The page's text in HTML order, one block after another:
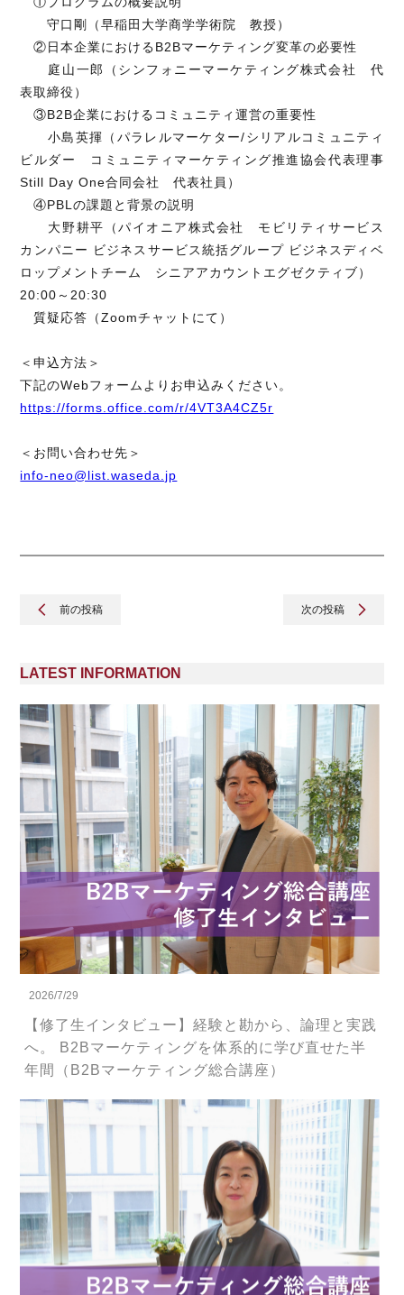
守口剛（早稲田大学商学学術院 教授）
②日本企業におけるB2Bマーケティング変革の必要性
庭山一郎（シンフォニーマーケティング株式会社 代
表取締役）
③B2B企業におけるコミュニティ運営の重要性
小島英揮（パラレルマーケター/シリアルコミュニティ
ビルダー コミュニティマーケティング推進協会代表理事
Still Day One合同会社 代表社員）
④PBLの課題と背景の説明
大野耕平（パイオニア株式会社 モビリティサービス
カンパニー ビジネスサービス統括グループ ビジネスディベ
ロップメントチーム シニアアカウントエグゼクティブ）
20:00～20:30
質疑応答（Zoomチャットにて）
＜申込方法＞
下記のWebフォームよりお申込みください。
https://forms.office.com/r/4VT3A4CZ5r
＜お問い合わせ先＞
info-neo@list.waseda.jp
前の投稿 次の投稿
LATEST INFORMATION
2026/7/29
【修了生インタビュー】経験と勘から、論理と実践
へ。 B2Bマーケティングを体系的に学び直せた半
年間（B2Bマーケティング総合講座）